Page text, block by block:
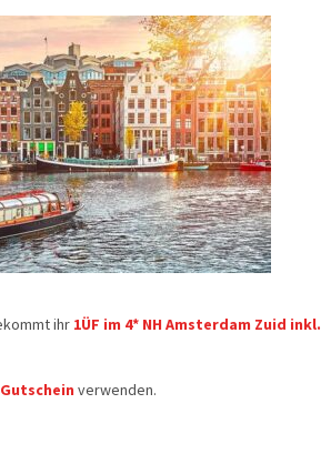
ihr 1ÜF im 4* NH Amsterdam Zuid inkl.
verwenden.